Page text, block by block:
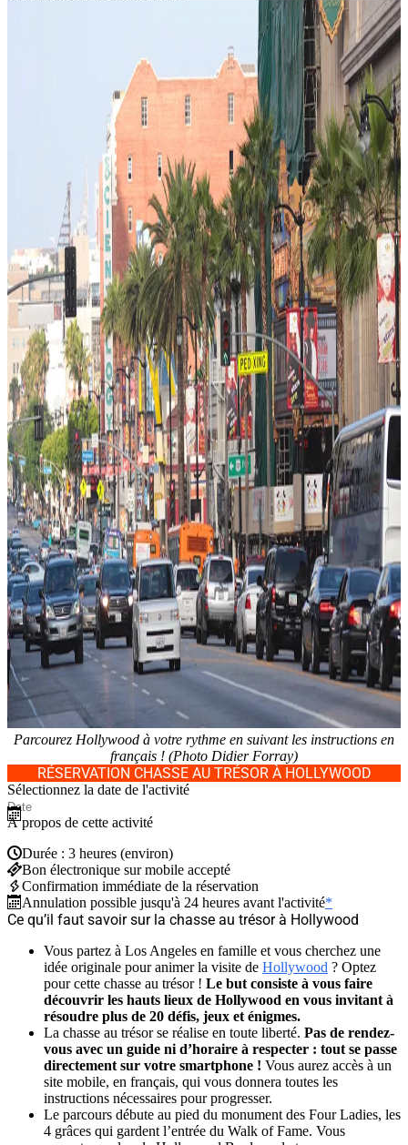
Parcourez Hollywood à votre rythme en suivant les instructions en
français ! (Photo Didier Forray)
RÉSERVATION CHASSE AU TRÉSOR À HOLLYWOOD
Sélectionnez la date de l'activité
À propos de cette activité
Durée : 3 heures (environ)
Bon électronique sur mobile accepté
Confirmation immédiate de la réservation
Annulation possible jusqu'à 24 heures avant l'activité*
Ce qu’il faut savoir sur la chasse au trésor à Hollywood
Vous partez à Los Angeles en famille et vous cherchez une
idée originale pour animer la visite de Hollywood ? Optez
pour cette chasse au trésor ! Le but consiste à vous faire
découvrir les hauts lieux de Hollywood en vous invitant à
résoudre plus de 20 défis, jeux et énigmes.
La chasse au trésor se réalise en toute liberté. Pas de rendez-
vous avec un guide ni d’horaire à respecter : tout se passe
directement sur votre smartphone ! Vous aurez accès à un
site mobile, en français, qui vous donnera toutes les
instructions nécessaires pour progresser.
Le parcours débute au pied du monument des Four Ladies, les
4 grâces qui gardent l’entrée du Walk of Fame. Vous